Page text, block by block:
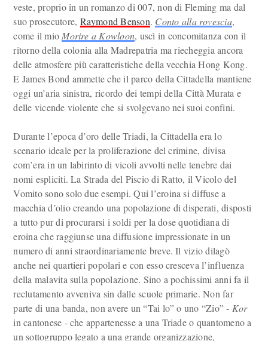
veste, proprio in un romanzo di 007, non di Fleming ma dal
suo prosecutore, Raymond Benson. Conto alla rovescia,
come il mio Morire a Kowloon, uscì in concomitanza con il
ritorno della colonia alla Madrepatria ma riecheggia ancora
delle atmosfere più caratteristiche della vecchia Hong Kong.
E James Bond ammette che il parco della Cittadella mantiene
oggi un’aria sinistra, ricordo dei tempi della Città Murata e
delle vicende violente che si svolgevano nei suoi confini.
Durante l’epoca d’oro delle Triadi, la Cittadella era lo
scenario ideale per la proliferazione del crimine, divisa
com’era in un labirinto di vicoli avvolti nelle tenebre dai
nomi espliciti. La Strada del Piscio di Ratto, il Vicolo del
Vomito sono solo due esempi. Qui l’eroina si diffuse a
macchia d’olio creando una popolazione di disperati, disposti
a tutto pur di procurarsi i soldi per la dose quotidiana di
eroina che raggiunse una diffusione impressionate in un
numero di anni straordinariamente breve. Il vizio dilagò
anche nei quartieri popolari e con esso cresceva l’influenza
della malavita sulla popolazione. Sino a pochissimi anni fa il
reclutamento avveniva sin dalle scuole primarie. Non far
parte di una banda, non avere un “Tai lo” o uno “Zio” - Kor
in cantonese - che appartenesse a una Triade o quantomeno a
un sottogruppo legato a una grande organizzazione,